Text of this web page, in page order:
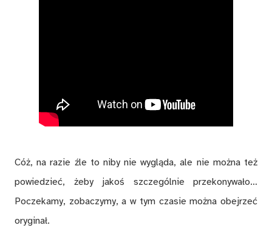
Cóż, na razie źle to niby nie wygląda, ale nie można też
powiedzieć, żeby jakoś szczególnie przekonywało…
Poczekamy, zobaczymy, a w tym czasie można obejrzeć
oryginał.